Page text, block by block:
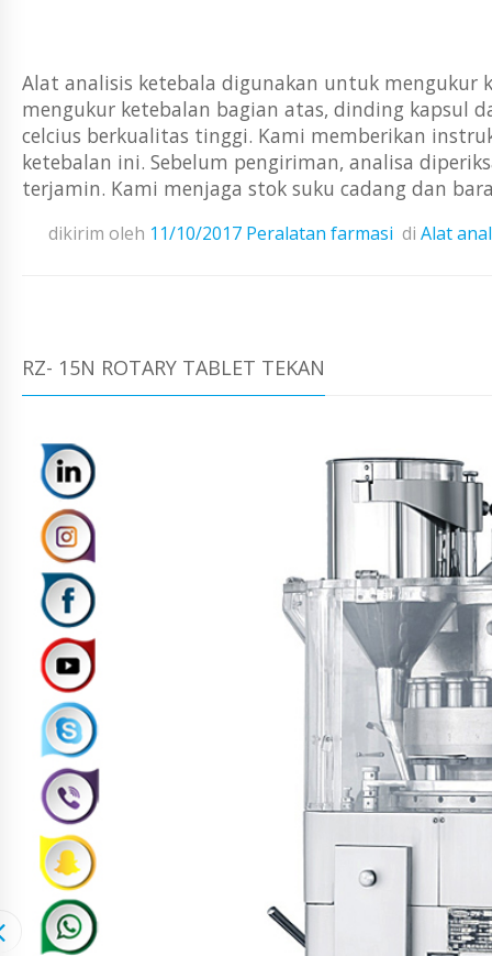
Alat analisis ketebala digunakan untuk
mengukur ketebalan bagian atas, dinding kapsul
celcius berkualitas tinggi. Kami memberikan
ketebalan ini. Sebelum pengiriman, analisa
terjamin. Kami menjaga stok suku cadang dan
dikirim oleh 11/10/2017 Peralatan farmasi di Alat
RZ- 15N ROTARY TABLET TEKAN